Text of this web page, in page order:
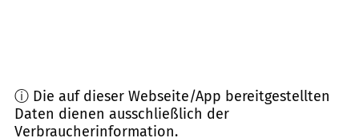
ⓘ Die auf dieser Webseite/App bereitgestellten
Daten dienen ausschließlich der
Verbraucherinformation.